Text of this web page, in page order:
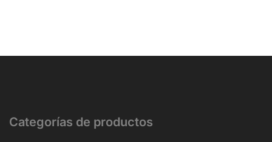
Categorías de productos